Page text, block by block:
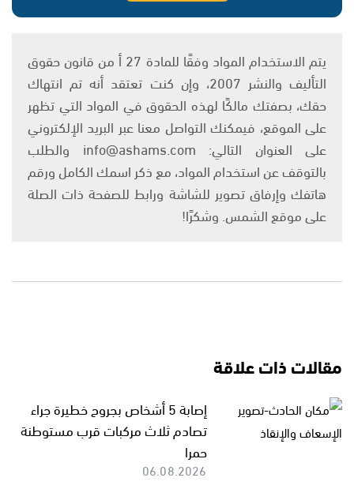
يتم الاستخدام المواد وفقًا للمادة 27 أ من قانون حقوق
التأليف والنشر 2007، وإن كنت تعتقد أنه تم انتهاك
حقك، بصفتك مالكًا لهذه الحقوق في المواد التي تظهر
على الموقع، فيمكنك التواصل معنا عبر البريد الإلكتروني
على العنوان التالي: info@ashams.com والطلب
بالتوقف عن استخدام المواد، مع ذكر اسمك الكامل ورقم
هاتفك وإرفاق تصوير للشاشة ورابط للصفحة ذات الصلة
على موقع الشمس. وشكرًا!
مقالات ذات علاقة
إصابة 5 أشخاص بجروح خطيرة جراء
تصادم ثلاث مركبات قرب مستوطنة
حمرا
06.08.2026